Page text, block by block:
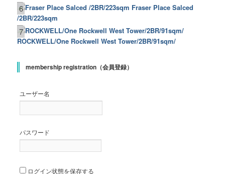
6
Fraser Place Salced
/2BR/223sqm
7
ROCKWELL/One Rockwell West Tower/2BR/91sqm/
membership registration（会員登録）
ユーザー名
パスワード
ログイン状態を保存する